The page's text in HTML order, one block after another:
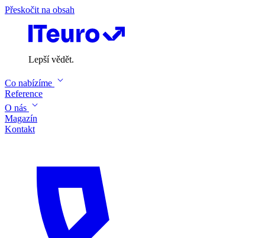
Přeskočit na obsah
Lepší vědět.
Co nabízíme
Reference
O nás
Magazín
Kontakt